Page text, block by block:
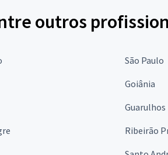
outros
São Paulo
Goiânia
Guarulhos
Ribeirão